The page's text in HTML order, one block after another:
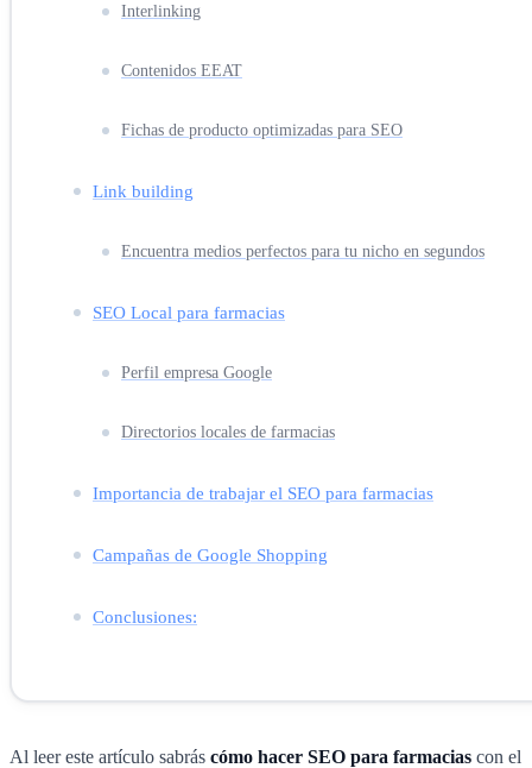
Interlinking
Contenidos EEAT
Fichas de producto optimizadas para SEO
Link building
Encuentra medios perfectos para tu nicho en segundos
SEO Local para farmacias
Perfil empresa Google
Directorios locales de farmacias
Importancia de trabajar el SEO para farmacias
Campañas de Google Shopping
Conclusiones:
Al leer este artículo sabrás cómo hacer SEO para farmacias con el